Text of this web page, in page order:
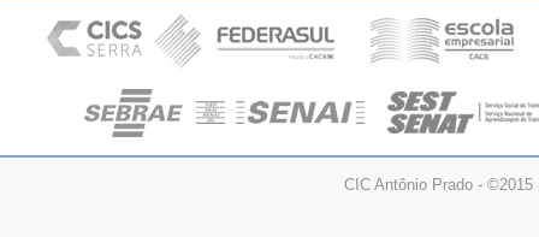
CIC Antônio Prado -